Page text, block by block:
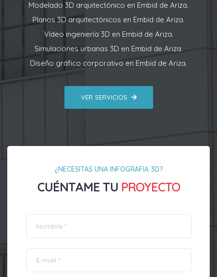
Modelado 3D arquitectónico en Embid de Ariza.
Planos 3D arquitectónicos en Embid de Ariza.
Vídeo ingeniería 3D en Embid de Ariza.
Simulaciones urbanas 3D en Embid de Ariza.
Diseño gráfico corporativo en Embid de Ariza.
VER SERVICIOS
¿NECESITAS UNA INFOGRAFIA 3D?
CUÉNTAME TU PROYECTO